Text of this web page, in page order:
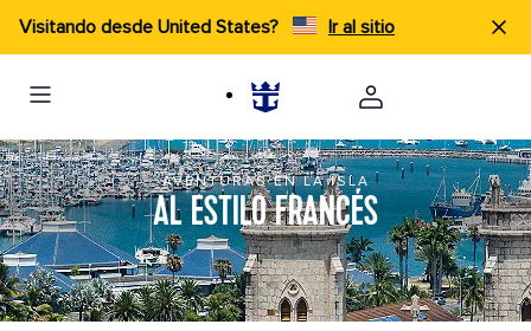
Visitando desde United States? Ir al sitio
AVENTURAS EN LA ISLA
AL ESTILO FRANCÉS